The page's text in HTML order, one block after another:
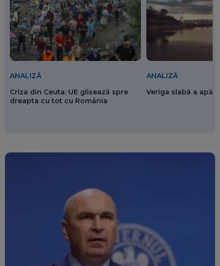
ANALIZĂ
Criza din Ceuta: UE glisează spre
dreapta cu tot cu România
ANALIZĂ
Veriga slabă a